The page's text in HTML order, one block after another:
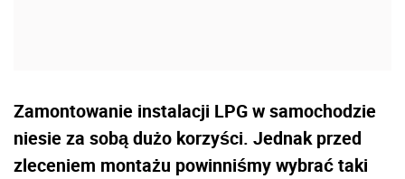
Zamontowanie instalacji LPG w samochodzie
niesie za sobą dużo korzyści. Jednak przed
zleceniem montażu powinniśmy wybrać taki